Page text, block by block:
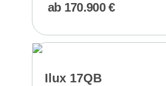
ab 170.900€
Ilux 17QB